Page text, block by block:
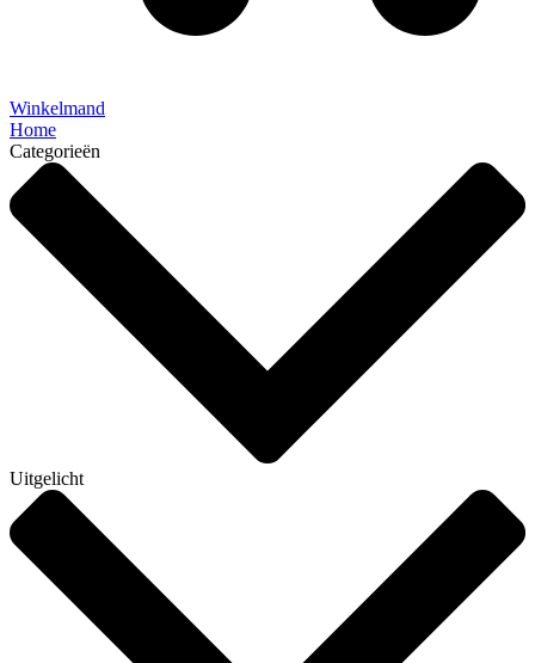
Winkelmand
Home
Categorieën
Uitgelicht